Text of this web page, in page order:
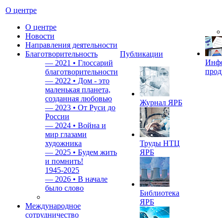
О центре
О центре
Новости
Направления деятельности
Благотворительность
— 2021 • Глоссарий
благотворительности
— 2022 • Дом - это
маленькая планета,
созданная любовью
— 2023 • От Руси до
России
— 2024 • Война и
мир глазами
художника
— 2025 • Будем жить
и помнить!
1945-2025
— 2026 • В начале
было слово
Международное
сотрудничество
Публикации
Журнал ЯРБ
Труды НТЦ
ЯРБ
Библиотека
ЯРБ